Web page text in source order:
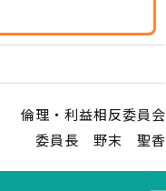
倫理・利益相反委員会
委員長 野末 聖香